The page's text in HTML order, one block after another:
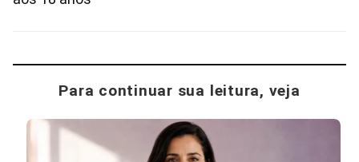
Para continuar sua leitura, veja